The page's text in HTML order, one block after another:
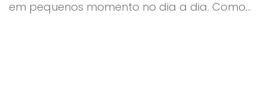
em pequenos momento no dia a dia. Como...